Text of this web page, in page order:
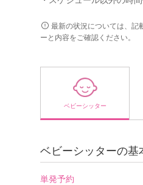
最新の状況については、記
ーと内容をご確認ください。
ベビーシッター
ベビーシッターの基
単発予約